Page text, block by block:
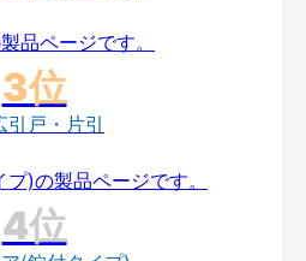
引戸・片引